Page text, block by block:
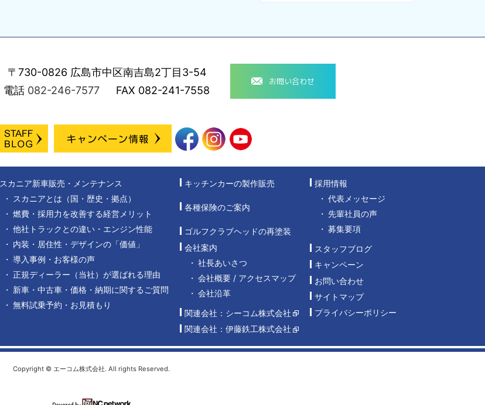
〒730-0826 広島市中区南吉島2丁目3-54
電話 082-246-7577 FAX 082-241-7558
お問い合わせ
スカニア新車販売・メンテナンス
スカニアとは（国・歴史・拠点）
燃費・採用力を改善する経営メリット
他社トラックとの違い・エンジン性能
内装・居住性・デザインの「価値」
導入事例・お客様の声
正規ディーラー（当社）が選ばれる理由
新車・中古車・価格・納期に関するご質問
無料試乗予約・お見積もり
キッチンカーの製作販売
各種保険のご案内
ゴルフクラブヘッドの再塗装
会社案内
社長あいさつ
会社概要 / アクセスマップ
会社沿革
関連会社：シーコム株式会社
関連会社：伊藤鉄工株式会社
採用情報
代表メッセージ
先輩社員の声
募集要項
スタッフブログ
キャンペーン
お問い合わせ
サイトマップ
プライバシーポリシー
Copyright © エーコム株式会社. All rights Reserved.